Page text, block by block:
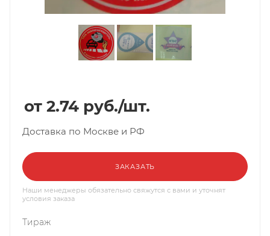
2.74 руб./шт.
Доставка по Москве и РФ
ЗАКАЗАТЬ
Наши менеджеры обязательно свяжутся с вами и уточнят
условия заказа
Тираж